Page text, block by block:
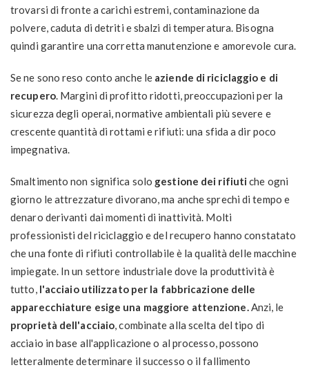
trovarsi di fronte a carichi estremi, contaminazione da
polvere, caduta di detriti e sbalzi di temperatura. Bisogna
quindi garantire una corretta manutenzione e amorevole cura.
Se ne sono reso conto anche le aziende di riciclaggio e di
recupero. Margini di profitto ridotti, preoccupazioni per la
sicurezza degli operai, normative ambientali più severe e
crescente quantità di rottami e rifiuti: una sfida a dir poco
impegnativa.
Smaltimento non significa solo gestione dei rifiuti che ogni
giorno le attrezzature divorano, ma anche sprechi di tempo e
denaro derivanti dai momenti di inattività. Molti
professionisti del riciclaggio e del recupero hanno constatato
che una fonte di rifiuti controllabile è la qualità delle macchine
impiegate. In un settore industriale dove la produttività è
tutto, l'acciaio utilizzato per la fabbricazione delle
apparecchiature esige una maggiore attenzione.Anzi, le
proprietà dell'acciaio, combinate alla scelta del tipo di
acciaio in base all'applicazione o al processo, possono
letteralmente determinare il successo o il fallimento